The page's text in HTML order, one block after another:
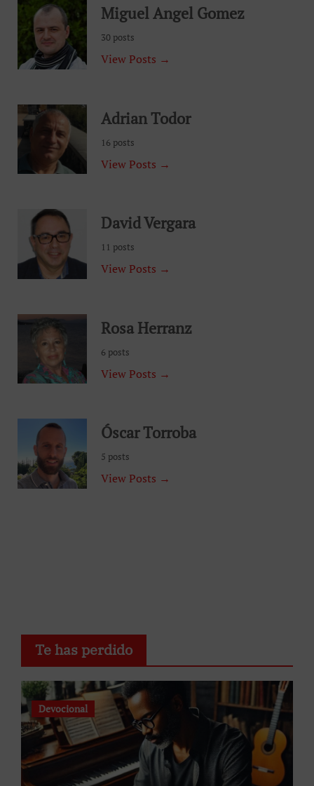
Miguel Angel Gomez
30 posts
View Posts →
Adrian Todor
16 posts
View Posts →
David Vergara
11 posts
View Posts →
Rosa Herranz
6 posts
View Posts →
Óscar Torroba
5 posts
View Posts →
Te has perdido
Devocional